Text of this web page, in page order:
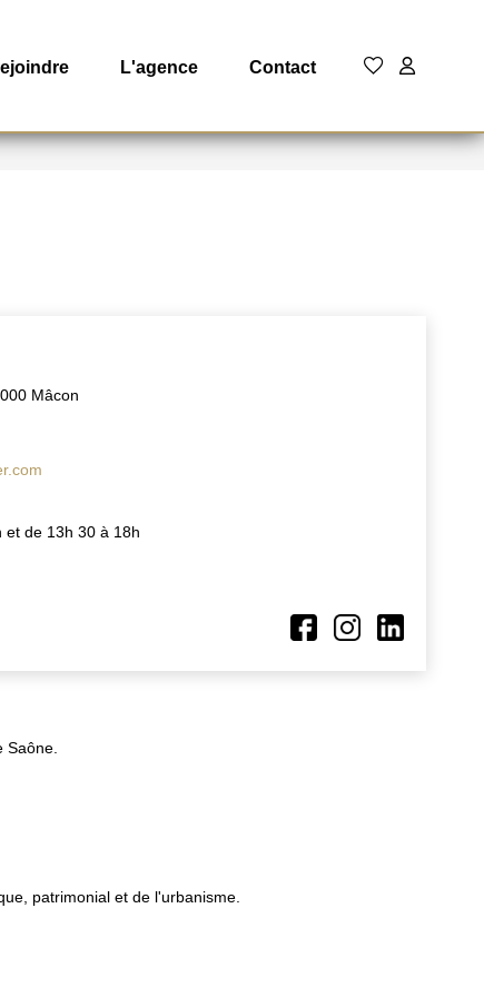
L'agence Contact
Mâcon
et de 13h 30 à 18h
patrimonial et de l'urbanisme.